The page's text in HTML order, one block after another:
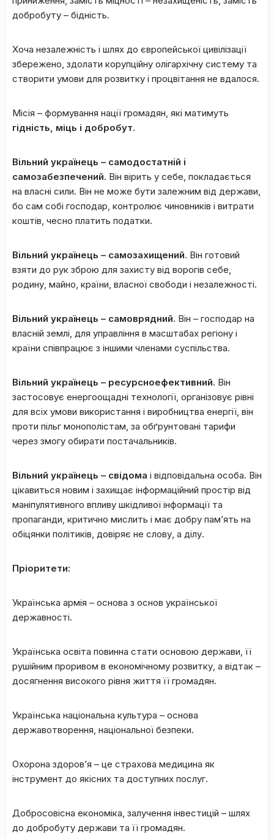
добробуту – бідність.
Хоча незалежність і шлях до європейської цивілізації
збережено, здолати корупційну олігархічну систему та
створити умови для розвитку і процвітання не вдалося.
Місія – формування нації громадян, які матимуть
гідність, міць і добробут.
Вільний українець – самодостатній і
самозабезпечений. Він вірить у себе, покладається
на власні сили. Він не може бути залежним від держави,
бо сам собі господар, контролює чиновників і витрати
коштів, чесно платить податки.
Вільний українець – самозахищений. Він готовий
взяти до рук зброю для захисту від ворогів себе,
родину, майно, країни, власної свободи і незалежності.
Вільний українець – самоврядний. Він – господар на
власній землі, для управління в масштабах регіону і
країни співпрацює з іншими членами суспільства.
Вільний українець – ресурсноефективний. Він
застосовує енергоощадні технології, організовує рівні
для всіх умови використання і виробництва енергії, він
проти пільг монополістам, за обґрунтовані тарифи
через змогу обирати постачальників.
Вільний українець – свідома і відповідальна особа. Він
цікавиться новим і захищає інформаційний простір від
маніпулятивного впливу шкідливої інформації та
пропаганди, критично мислить і має добру пам’ять на
обіцянки політиків, довіряє не слову, а ділу.
Пріоритети:
Українська армія – основа з основ української
державності.
Українська освіта повинна стати основою держави, її
рушійним проривом в економічному розвитку, а відтак –
досягнення високого рівня життя її громадян.
Українська національна культура – основа
державотворення, національної безпеки.
Охорона здоров’я – це страхова медицина як
інструмент до якісних та доступних послуг.
Добросовісна економіка, залучення інвестицій – шлях
до добробуту держави та її громадян.